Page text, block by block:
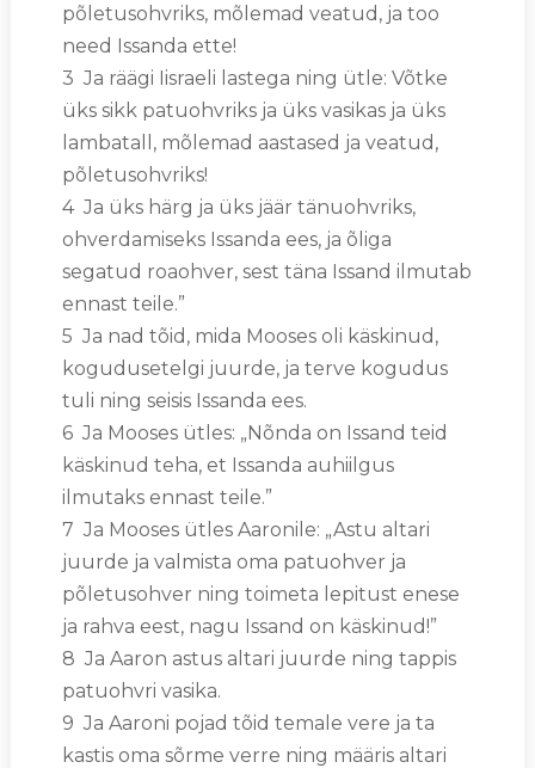
põletusohvriks, mõlemad veatud, ja too
need Issanda ette!
3 Ja räägi Iisraeli lastega ning ütle: Võtke
üks sikk patuohvriks ja üks vasikas ja üks
lambatall, mõlemad aastased ja veatud,
põletusohvriks!
4 Ja üks härg ja üks jäär tänuohvriks,
ohverdamiseks Issanda ees, ja õliga
segatud roaohver, sest täna Issand ilmutab
ennast teile.”
5 Ja nad tõid, mida Mooses oli käskinud,
kogudusetelgi juurde, ja terve kogudus
tuli ning seisis Issanda ees.
6 Ja Mooses ütles: „Nõnda on Issand teid
käskinud teha, et Issanda auhiilgus
ilmutaks ennast teile.”
7 Ja Mooses ütles Aaronile: „Astu altari
juurde ja valmista oma patuohver ja
põletusohver ning toimeta lepitust enese
ja rahva eest, nagu Issand on käskinud!”
8 Ja Aaron astus altari juurde ning tappis
patuohvri vasika.
9 Ja Aaroni pojad tõid temale vere ja ta
kastis oma sõrme verre ning määris altari